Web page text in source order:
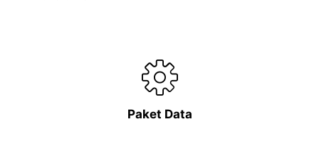
Paket Data